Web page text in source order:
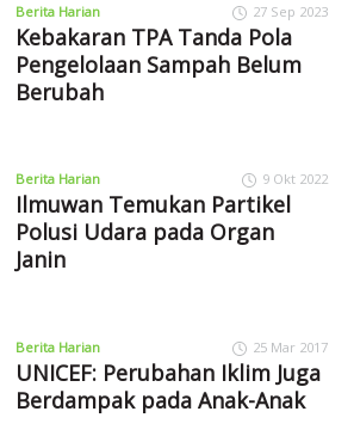
Berita Harian 27 Sep 2023
Kebakaran TPA Tanda Pola
Pengelolaan Sampah Belum
Berubah
Berita Harian 9 Okt 2022
Ilmuwan Temukan Partikel
Polusi Udara pada Organ
Janin
Berita Harian 25 Mar 2017
UNICEF: Perubahan Iklim Juga
Berdampak pada Anak-Anak